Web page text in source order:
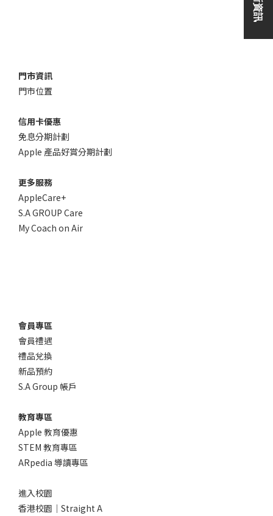
門市資訊
門市位置
信用卡優惠
免息分期計劃
Apple 產品好賞分期計劃
更多服務
AppleCare+
S.A GROUP Care
My Coach on Air
會員專區
會員禮遇
禮品兌換
新品預約
S.A Group 帳戶
教育專區
Apple 教育優惠
STEM 教育專區
ARpedia 導讀專區
進入校園
香港校園｜Straight A